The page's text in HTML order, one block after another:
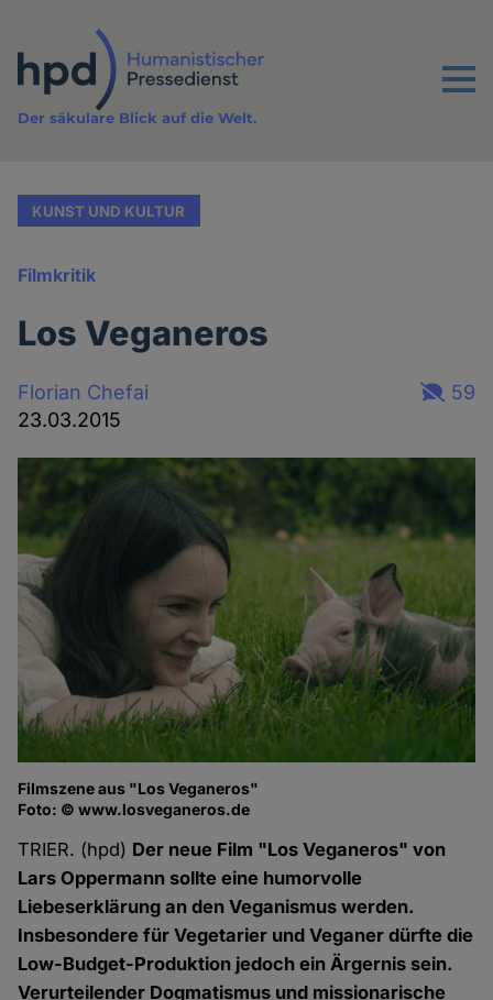
Inhalt
Menu
Der säkulare Blick auf die Welt.
KUNST UND KULTUR
Filmkritik
Los Veganeros
Florian Chefai
23.03.2015
59
Filmszene aus "Los Veganeros"
Foto: © www.losveganeros.de
TRIER. (hpd) Der neue Film "Los Veganeros" von
Lars Oppermann sollte eine humorvolle
Liebeserklärung an den Veganismus werden.
Insbesondere für Vegetarier und Veganer dürfte die
Low-Budget-Produktion jedoch ein Ärgernis sein.
Verurteilender Dogmatismus und missionarische